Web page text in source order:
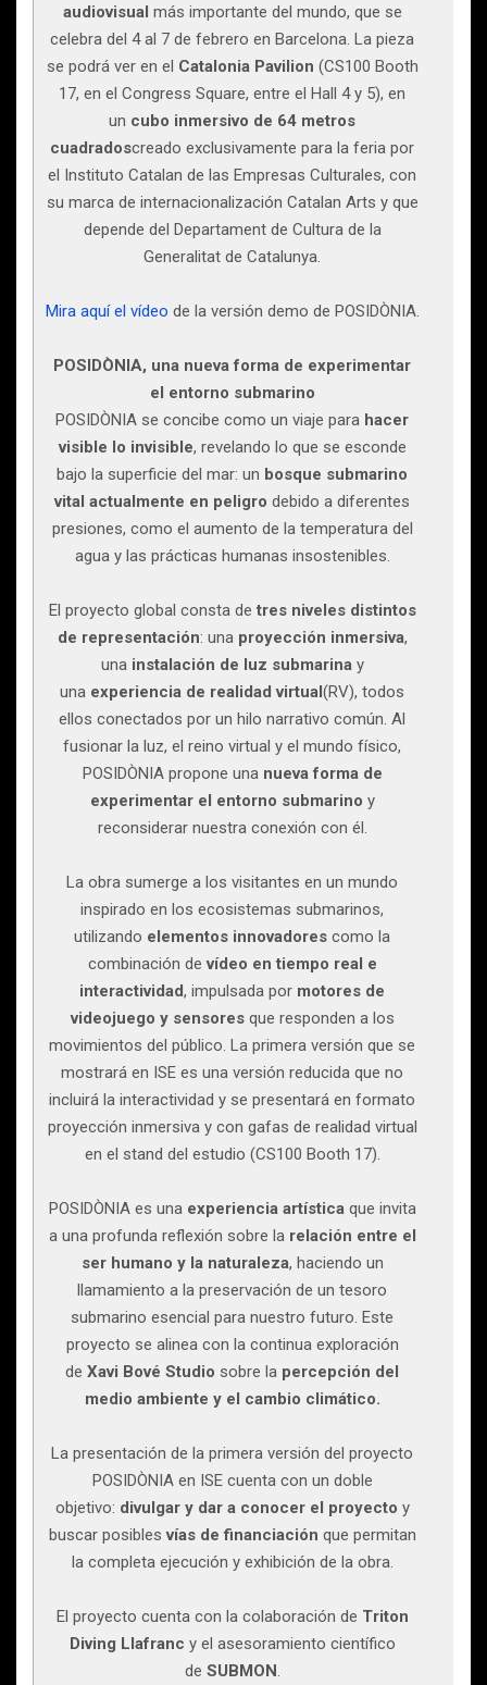
audiovisual más importante del mundo, que se
celebra del 4 al 7 de febrero en Barcelona. La pieza
se podrá ver en el Catalonia Pavilion (CS100 Booth
17, en el Congress Square, entre el Hall 4 y 5), en
un cubo inmersivo de 64 metros
cuadradoscreado exclusivamente para la feria por
el Instituto Catalan de las Empresas Culturales, con
su marca de internacionalización Catalan Arts y que
depende del Departament de Cultura de la
Generalitat de Catalunya.
Mira aquí el vídeo de la versión demo de POSIDÒNIA.
POSIDÒNIA, una nueva forma de experimentar
el entorno submarino
POSIDÒNIA se concibe como un viaje para hacer
visible lo invisible, revelando lo que se esconde
bajo la superficie del mar: un bosque submarino
vital actualmente en peligro debido a diferentes
presiones, como el aumento de la temperatura del
agua y las prácticas humanas insostenibles.
El proyecto global consta de tres niveles distintos
de representación: una proyección inmersiva,
una instalación de luz submarinay
una experiencia de realidad virtual(RV), todos
ellos conectados por un hilo narrativo común. Al
fusionar la luz, el reino virtual y el mundo físico,
POSIDÒNIA propone una nueva forma de
experimentar el entorno submarino y
reconsiderar nuestra conexión con él.
La obra sumerge a los visitantes en un mundo
inspirado en los ecosistemas submarinos,
utilizando elementos innovadores como la
combinación devídeo en tiempo real e
interactividad, impulsada por motores de
videojuego y sensoresque responden a los
movimientos del público. La primera versión que se
mostrará en ISE es una versión reducida que no
incluirá la interactividad y se presentará en formato
proyección inmersiva y con gafas de realidad virtual
en el stand del estudio (CS100 Booth 17).
POSIDÒNIA es una experiencia artísticaque invita
a una profunda reflexión sobre la relación entre el
ser humano y la naturaleza, haciendo un
llamamiento a la preservación de un tesoro
submarino esencial para nuestro futuro. Este
proyecto se alinea con la continua exploración
de Xavi Bové Studio sobre la percepción del
medio ambiente y el cambio climático.
La presentación de la primera versión del proyecto
POSIDÒNIA en ISE cuenta con un doble
objetivo: divulgar y dar a conocer el proyecto y
buscar posiblesvías de financiación que permitan
la completa ejecución y exhibición de la obra.
El proyecto cuenta con la colaboración de Triton
Diving Llafranc y el asesoramiento científico
de SUBMON.